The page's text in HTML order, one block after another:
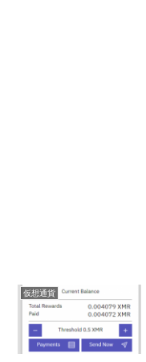
仮想通貨